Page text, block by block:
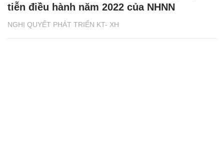
NGHỊ QUYẾT PHÁT TRIỂN KT- XH
tiễn điều hành năm 2022 của NHNN